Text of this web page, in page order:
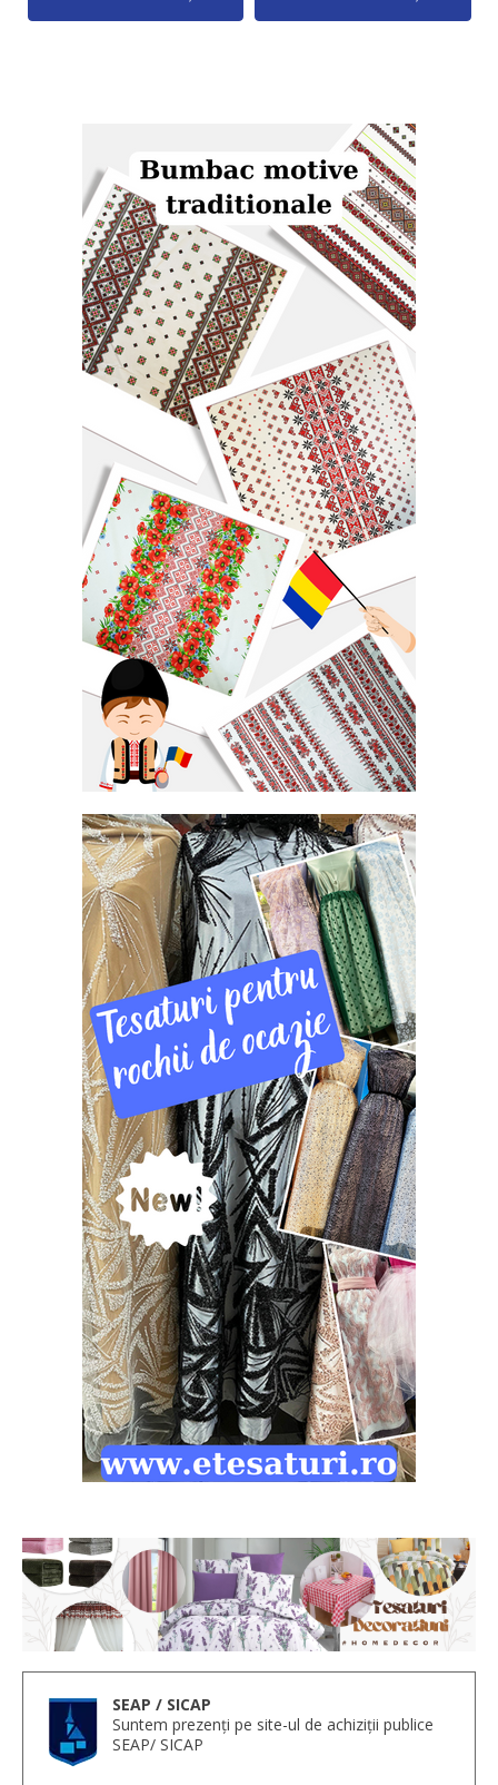
SEAP / SICAP
Suntem prezenți pe site-ul de achiziții publice
SEAP/ SICAP